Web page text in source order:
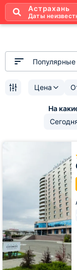
Астрахань
Даты
Популярные
Цена